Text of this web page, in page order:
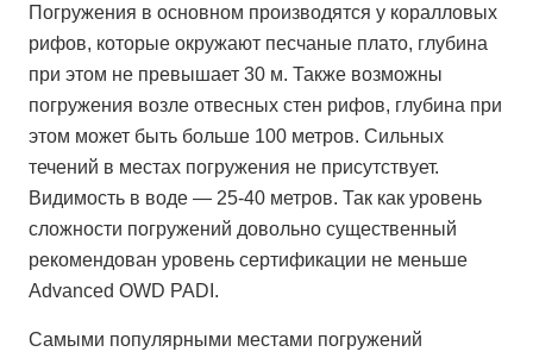
Погружения в основном производятся у коралловых
рифов, которые окружают песчаные плато, глубина
при этом не превышает 30 м. Также возможны
погружения возле отвесных стен рифов, глубина при
этом может быть больше 100 метров. Сильных
течений в местах погружения не присутствует.
Видимость в воде — 25-40 метров. Так как уровень
сложности погружений довольно существенный
рекомендован уровень сертификации не меньше
Advanced OWD PADI.
Самыми популярными местами погружений